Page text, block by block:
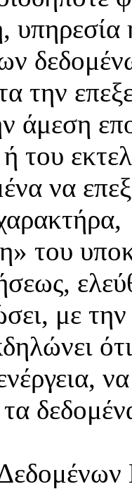
υπηρεσία
την
άμεση
του
να
του
με
τα